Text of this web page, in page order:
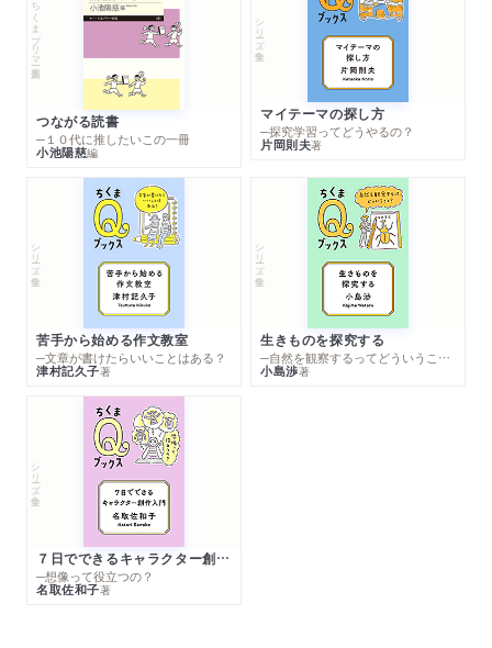
ちくまプリマー新書
つながる読書
─１０代に推したいこの一冊
小池陽慈編
シリーズ・全集
マイテーマの探し方
─探究学習ってどうやるの？
片岡則夫著
シリーズ・全集
苦手から始める作文教室
─文章が書けたらいいことはある？
津村記久子著
シリーズ・全集
生きものを探究する
─自然を観察するってどういうこと？
小島渉著
シリーズ・全集
７日でできるキャラクター創作入門
─想像って役立つの？
名取佐和子著